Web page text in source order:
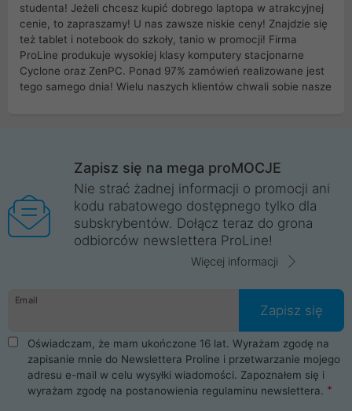
studenta! Jeżeli chcesz kupić dobrego laptopa w atrakcyjnej
cenie, to zapraszamy! U nas zawsze niskie ceny! Znajdzie się
też tablet i notebook do szkoły, tanio w promocji! Firma
ProLine produkuje wysokiej klasy komputery stacjonarne
Cyclone oraz ZenPC. Ponad 97% zamówień realizowane jest
tego samego dnia! Wielu naszych klientów chwali sobie nasze
Wrocław, Poznań, Legnica, Katowice, Gliwice, Kalisz, Bytom,
Trzebnica, Opole. Szybka i profesjonalna obsługa!
ProLine to polska firma ze 100% polskim kapitałem. Działamy
legalnie i płacimy podatki w naszym kraju! Posiadamy siedzibę
główną w Mirkowie oraz salony na terenie kraju. Cała
komunikacja ze sklepem komputerowym ProLine jest
danych osobowych. Dlatego zakup notebooka albo laptopa w
ProLine to czysta przyjemność i pełne bezpieczeństwo.
Zaopatrzysz się u nas w akcesoria i części komputerowe
takie jak procesory, karty graficzne, płyty główne, pamięci,
dyski SSD, M.2 oraz HDD. Nasi pracownicy pomogą Ci wybrać
najlepszy zasilacz komputerowy oraz obudowę do komputera.
Poza komputerami mamy również najlepsze na rynku
Smartfony takich producentów jak Xiaomi, Apple, Samsung i
Zapisz się na mega proMOCJE
Nie strać żadnej informacji o promocji ani
kodu rabatowego dostępnego tylko dla
subskrybentów. Dołącz teraz do grona
odbiorców newslettera ProLine!
Więcej informacji
Email
Zapisz się
Oświadczam, że mam ukończone 16 lat. Wyrażam zgodę na
zapisanie mnie do Newslettera Proline i przetwarzanie mojego
adresu e-mail w celu wysyłki wiadomości. Zapoznałem się i
wyrażam zgodę na postanowienia regulaminu newslettera.